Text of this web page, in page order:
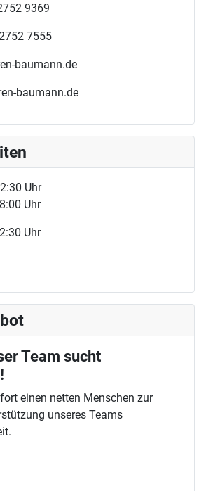
9369
7555
baumann.de
baumann.de
Uhr
Uhr
Uhr
Team sucht
einen netten Menschen zur
unseres Teams